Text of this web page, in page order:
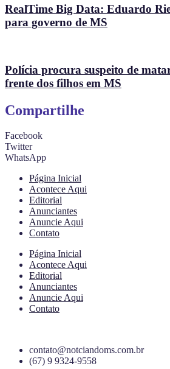
RealTime Big Data: Eduardo
para governo de MS
Polícia procura suspeito de
frente dos filhos em MS
Compartilhe
Facebook
Twitter
WhatsApp
Página Inicial
Acontece Aqui
Editorial
Anunciantes
Anuncie Aqui
Contato
Página Inicial
Acontece Aqui
Editorial
Anunciantes
Anuncie Aqui
Contato
contato@notciandoms.com.br
(67) 9 9324-9558